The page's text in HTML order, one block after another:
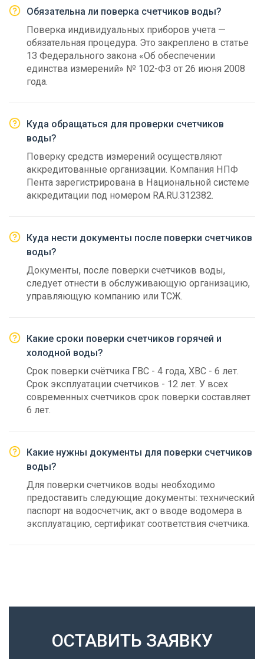
Обязательна ли поверка счетчиков воды?
Поверка индивидуальных приборов учета —
обязательная процедура. Это закреплено в статье
13 Федерального закона «Об обеспечении
единства измерений» № 102-ФЗ от 26 июня 2008
года.
Куда обращаться для проверки счетчиков
воды?
Поверку средств измерений осуществляют
аккредитованные организации. Компания НПФ
Пента зарегистрирована в Национальной системе
аккредитации под номером RA.RU.312382.
Куда нести документы после поверки счетчиков
воды?
Документы, после поверки счетчиков воды,
следует отнести в обслуживающую организацию,
управляющую компанию или ТСЖ.
Какие сроки поверки счетчиков горячей и
холодной воды?
Срок поверки счётчика ГВС - 4 года, ХВС - 6 лет.
Срок эксплуатации счетчиков - 12 лет. У всех
современных счетчиков срок поверки составляет
6 лет.
Какие нужны документы для поверки счетчиков
воды?
Для поверки счетчиков воды необходимо
предоставить следующие документы: технический
паспорт на водосчетчик, акт о вводе водомера в
эксплуатацию, сертификат соответствия счетчика.
ОСТАВИТЬ ЗАЯВКУ